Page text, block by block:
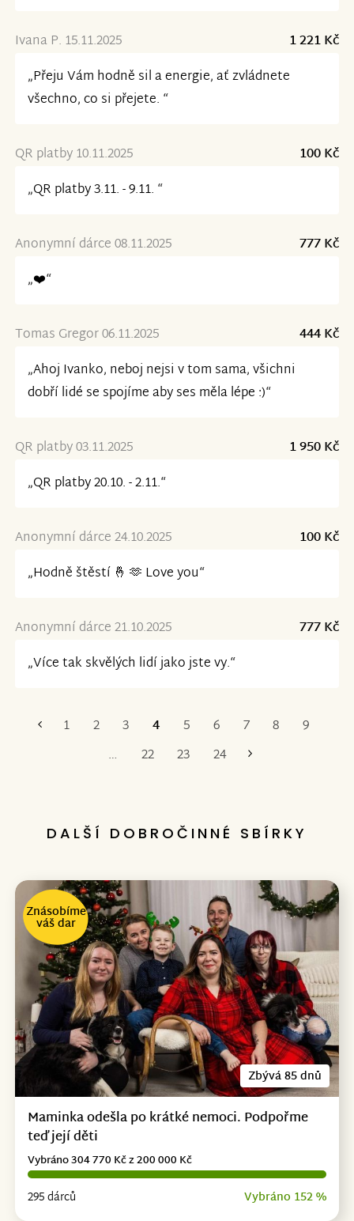
Ivana P. 15.11.2025
1 221 Kč
„Přeju Vám hodně sil a energie, ať zvládnete
všechno, co si přejete. “
QR platby 10.11.2025
100 Kč
„QR platby 3.11. - 9.11. “
Anonymní dárce 08.11.2025
777 Kč
„❤️“
Tomas Gregor 06.11.2025
444 Kč
„Ahoj Ivanko, neboj nejsi v tom sama, všichni
dobří lidé se spojíme aby ses měla lépe :)“
QR platby 03.11.2025
1 950 Kč
„QR platby 20.10. - 2.11.“
Anonymní dárce 24.10.2025
100 Kč
„Hodně štěstí 🤞 🫶 Love you“
Anonymní dárce 21.10.2025
777 Kč
„Více tak skvělých lidí jako jste vy.“
První
1 2 3 4 5 6 7 8
9
…
22 23 24
Poslední
DALŠÍ DOBROČINNÉ SBÍRKY
Zbývá 85 dnů
Znásobíme
váš dar
Maminka odešla po krátké nemoci. Podpořme
teď její děti
295 dárců Vybráno 152 %
Vybráno 304 770 Kč z 200 000 Kč